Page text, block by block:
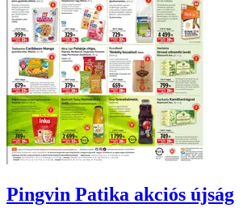
Pingvin Patika akciós újság